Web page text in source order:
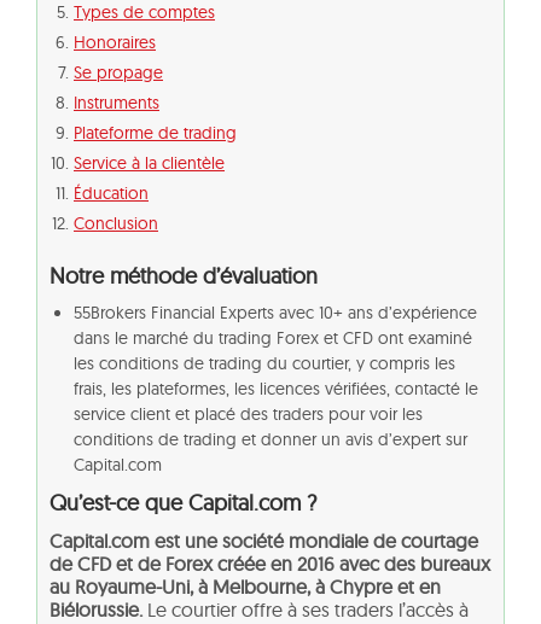
Types de comptes
Honoraires
Se propage
Instruments
Plateforme de trading
Service à la clientèle
Éducation
Conclusion
Notre méthode d’évaluation
55Brokers Financial Experts avec 10+ ans d’expérience
dans le marché du trading Forex et CFD ont examiné
les conditions de trading du courtier, y compris les
frais, les plateformes, les licences vérifiées, contacté le
service client et placé des traders pour voir les
conditions de trading et donner un avis d’expert sur
Capital.com
Qu’est-ce que Capital.com ?
Capital.com est une société mondiale de courtage
de CFD et de Forex créée en 2016 avec des bureaux
au Royaume-Uni, à Melbourne, à Chypre et en
Biélorussie. Le courtier offre à ses traders l’accès à